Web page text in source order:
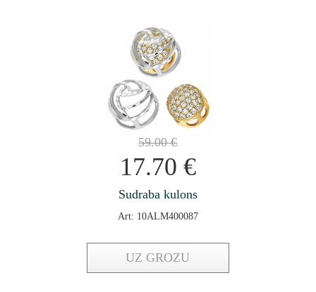
59.00€
17.70 €
Sudraba kulons
Art: 10ALM400087
UZ GROZU